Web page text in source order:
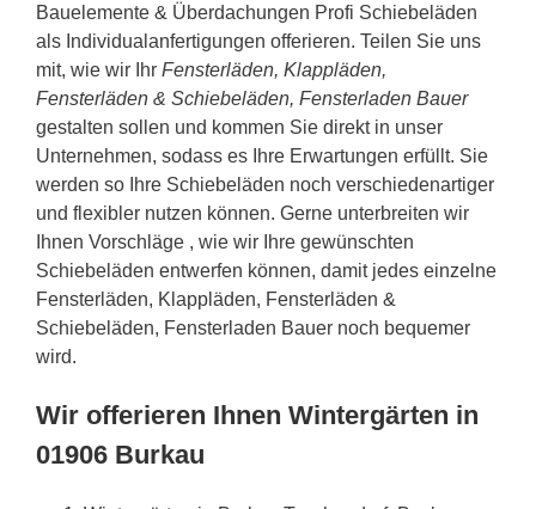
Bauelemente & Überdachungen Profi Schiebeläden
als Individualanfertigungen offerieren. Teilen Sie uns
mit, wie wir Ihr Fensterläden, Klappläden,
Fensterläden & Schiebeläden, Fensterladen Bauer
gestalten sollen und kommen Sie direkt in unser
Unternehmen, sodass es Ihre Erwartungen erfüllt. Sie
werden so Ihre Schiebeläden noch verschiedenartiger
und flexibler nutzen können. Gerne unterbreiten wir
Ihnen Vorschläge , wie wir Ihre gewünschten
Schiebeläden entwerfen können, damit jedes einzelne
Fensterläden, Klappläden, Fensterläden &
Schiebeläden, Fensterladen Bauer noch bequemer
wird.
Wir offerieren Ihnen Wintergärten in
01906 Burkau